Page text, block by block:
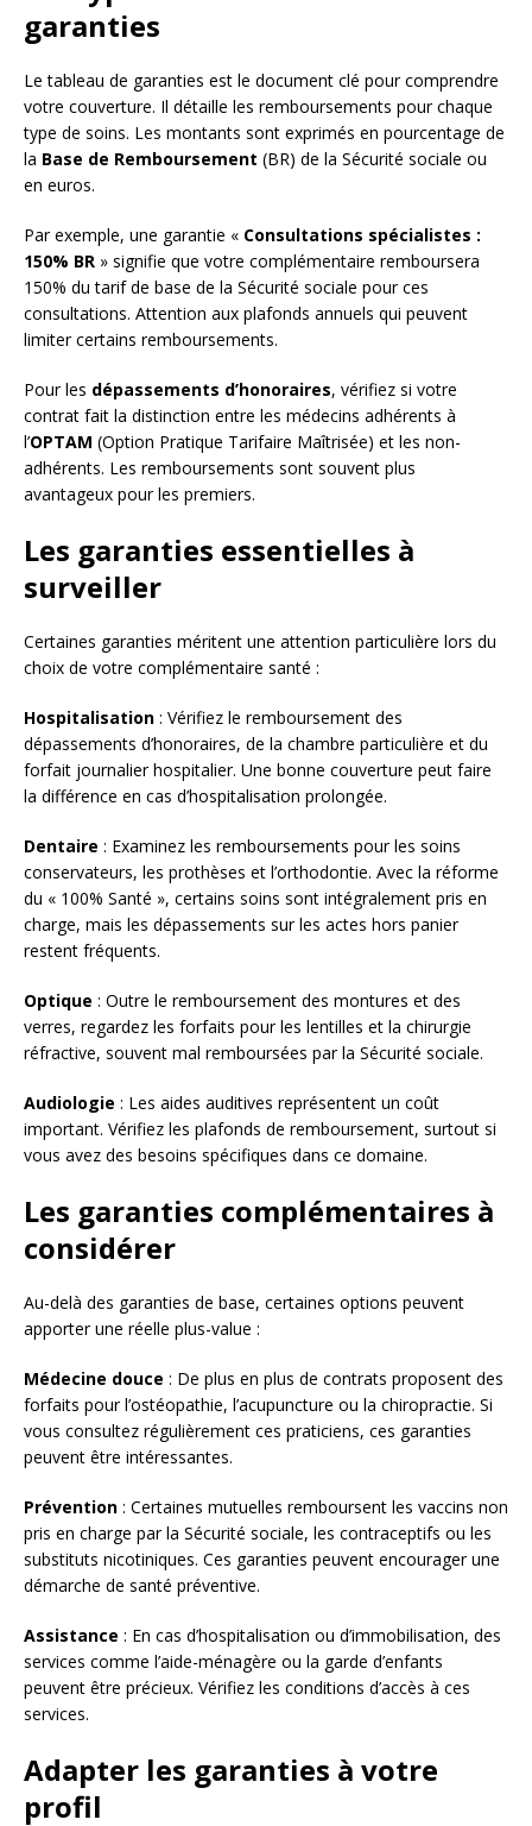
garanties
Le tableau de garanties est le document clé pour comprendre
votre couverture. Il détaille les remboursements pour chaque
type de soins. Les montants sont exprimés en pourcentage de
la Base de Remboursement (BR) de la Sécurité sociale ou
en euros.
Par exemple, une garantie « Consultations spécialistes :
150% BR » signifie que votre complémentaire remboursera
150% du tarif de base de la Sécurité sociale pour ces
consultations. Attention aux plafonds annuels qui peuvent
limiter certains remboursements.
Pour les dépassements d’honoraires, vérifiez si votre
contrat fait la distinction entre les médecins adhérents à
l’OPTAM (Option Pratique Tarifaire Maîtrisée) et les non-
adhérents. Les remboursements sont souvent plus
avantageux pour les premiers.
Les garanties essentielles à
surveiller
Certaines garanties méritent une attention particulière lors du
choix de votre complémentaire santé :
Hospitalisation : Vérifiez le remboursement des
dépassements d’honoraires, de la chambre particulière et du
forfait journalier hospitalier. Une bonne couverture peut faire
la différence en cas d’hospitalisation prolongée.
Dentaire : Examinez les remboursements pour les soins
conservateurs, les prothèses et l’orthodontie. Avec la réforme
du « 100% Santé », certains soins sont intégralement pris en
charge, mais les dépassements sur les actes hors panier
restent fréquents.
Optique : Outre le remboursement des montures et des
verres, regardez les forfaits pour les lentilles et la chirurgie
réfractive, souvent mal remboursées par la Sécurité sociale.
Audiologie : Les aides auditives représentent un coût
important. Vérifiez les plafonds de remboursement, surtout si
vous avez des besoins spécifiques dans ce domaine.
Les garanties complémentaires à
considérer
Au-delà des garanties de base, certaines options peuvent
apporter une réelle plus-value :
Médecine douce : De plus en plus de contrats proposent des
forfaits pour l’ostéopathie, l’acupuncture ou la chiropractie. Si
vous consultez régulièrement ces praticiens, ces garanties
peuvent être intéressantes.
Prévention : Certaines mutuelles remboursent les vaccins non
pris en charge par la Sécurité sociale, les contraceptifs ou les
substituts nicotiniques. Ces garanties peuvent encourager une
démarche de santé préventive.
Assistance : En cas d’hospitalisation ou d’immobilisation, des
services comme l’aide-ménagère ou la garde d’enfants
peuvent être précieux. Vérifiez les conditions d’accès à ces
services.
Adapter les garanties à votre
profil